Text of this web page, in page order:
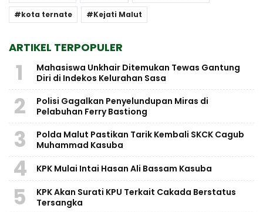
kota ternate
Kejati Malut
ARTIKEL TERPOPULER
1
Mahasiswa Unkhair Ditemukan Tewas Gantung
Diri di Indekos Kelurahan Sasa
2
Polisi Gagalkan Penyelundupan Miras di
Pelabuhan Ferry Bastiong
3
Polda Malut Pastikan Tarik Kembali SKCK Cagub
Muhammad Kasuba
4 KPK Mulai Intai Hasan Ali Bassam Kasuba
5
KPK Akan Surati KPU Terkait Cakada Berstatus
Tersangka